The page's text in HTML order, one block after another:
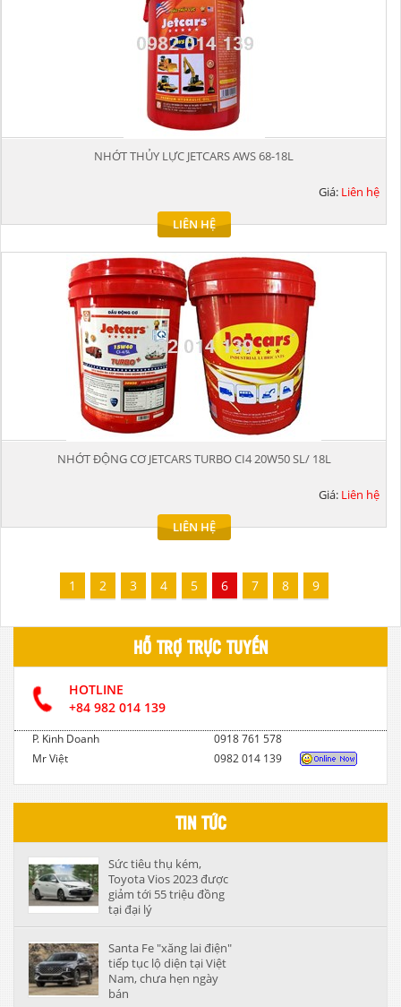
NHỚT THỦY LỰC JETCARS AWS 68-18L
Giá: Liên hệ
LIÊN HỆ
NHỚT ĐỘNG CƠ JETCARS TURBO CI4 20W50 SL/ 18L
Giá: Liên hệ
LIÊN HỆ
1 2 3 4 5 6 7 8 9
HỖ TRỢ TRỰC TUYẾN
HOTLINE
+84 982 014 139
P. Kinh Doanh
0918 761 578
Mr Việt
0982 014 139
TIN TỨC
Sức tiêu thụ kém,
Toyota Vios 2023 được
giảm tới 55 triệu đồng
tại đại lý
Santa Fe "xăng lai điện"
tiếp tục lộ diện tại Việt
Nam, chưa hẹn ngày
bán